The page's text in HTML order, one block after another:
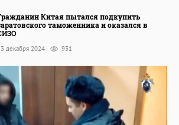
Китая пытался подкупить
таможенника и оказался в
декабря 2024 931